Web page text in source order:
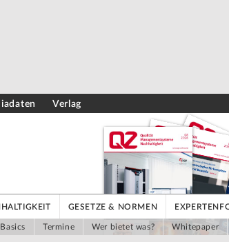
Verlag
GESETZE & NORMEN
Basics Termine Wer bietet was? Whitepaper